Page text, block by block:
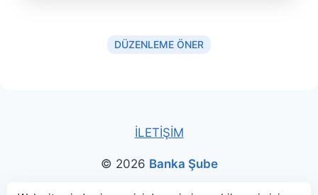
DÜZENLEME ÖNER
İLETİŞİM
© 2026 Banka Şube